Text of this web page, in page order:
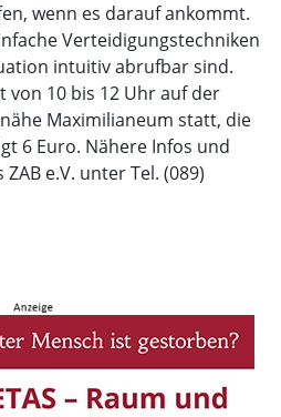
wenn es darauf ankommt.
Verteidigungstechniken
intuitiv abrufbar sind.
von 10 bis 12 Uhr auf der
Maximilianeum statt, die
6 Euro. Nähere Infos und
e.V. unter Tel. (089)